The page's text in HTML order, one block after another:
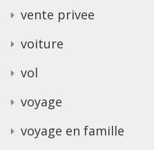
vente privee
voiture
vol
voyage
voyage en famille